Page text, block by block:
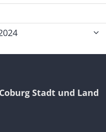
Stadt und Land